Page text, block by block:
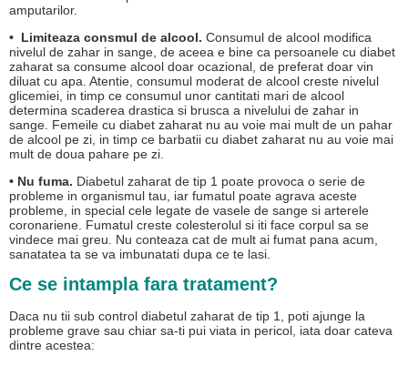
amputarilor.
• Limiteaza consmul de alcool. Consumul de alcool modifica
nivelul de zahar in sange, de aceea e bine ca persoanele cu diabet
zaharat sa consume alcool doar ocazional, de preferat doar vin
diluat cu apa. Atentie, consumul moderat de alcool creste nivelul
glicemiei, in timp ce consumul unor cantitati mari de alcool
determina scaderea drastica si brusca a nivelului de zahar in
sange. Femeile cu diabet zaharat nu au voie mai mult de un pahar
de alcool pe zi, in timp ce barbatii cu diabet zaharat nu au voie mai
mult de doua pahare pe zi.
• Nu fuma. Diabetul zaharat de tip 1 poate provoca o serie de
probleme in organismul tau, iar fumatul poate agrava aceste
probleme, in special cele legate de vasele de sange si arterele
coronariene. Fumatul creste colesterolul si iti face corpul sa se
vindece mai greu. Nu conteaza cat de mult ai fumat pana acum,
sanatatea ta se va imbunatati dupa ce te lasi.
Ce se intampla fara tratament?
Daca nu tii sub control diabetul zaharat de tip 1, poti ajunge la
probleme grave sau chiar sa-ti pui viata in pericol, iata doar cateva
dintre acestea: